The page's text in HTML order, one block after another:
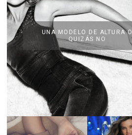
UNA MODELO DE ALTURA O
QUIZÁS NO